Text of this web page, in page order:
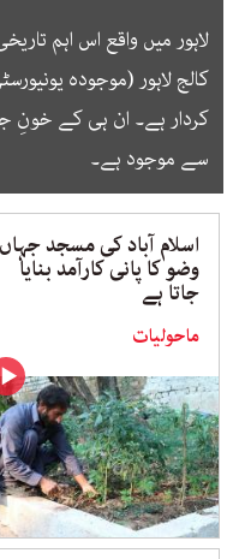
لاہور میں واقع اس اہم
کالج لاہور (موجودہ
کردار ہے۔ ان ہی کے خونِ
سے موجود ہے۔
اسلام آباد کی مسجد جہاں
وضو کا پانی کارآمد بنایا
جاتا ہے
ماحولیات